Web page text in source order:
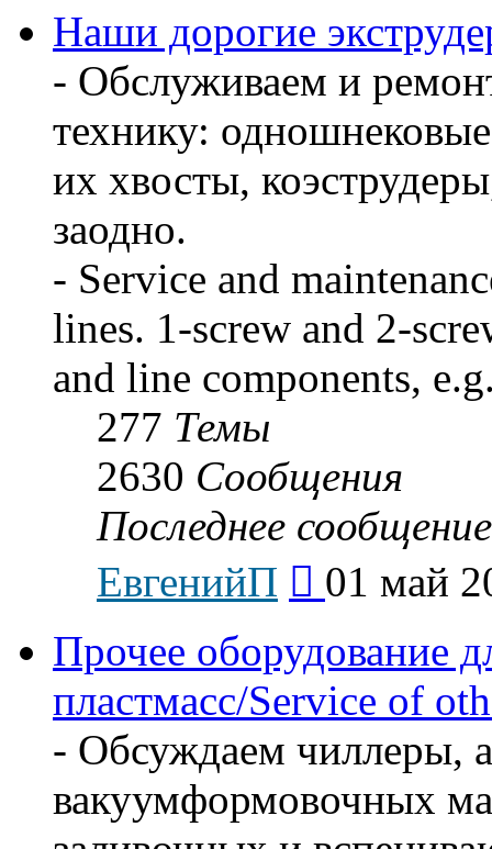
Наши дорогие
- Обслуживаем и
технику:
их хвосты,
заодно.
- Service and
lines. 1-screw and 2-
and line components,
277 Темы
2630 Сообщения
Последнее сообщение
ЕвгенийП
последнему
01 май
Прочее оборудование
пластмасс/Service of
- Обсуждаем чиллеры,
вакуумформовочных